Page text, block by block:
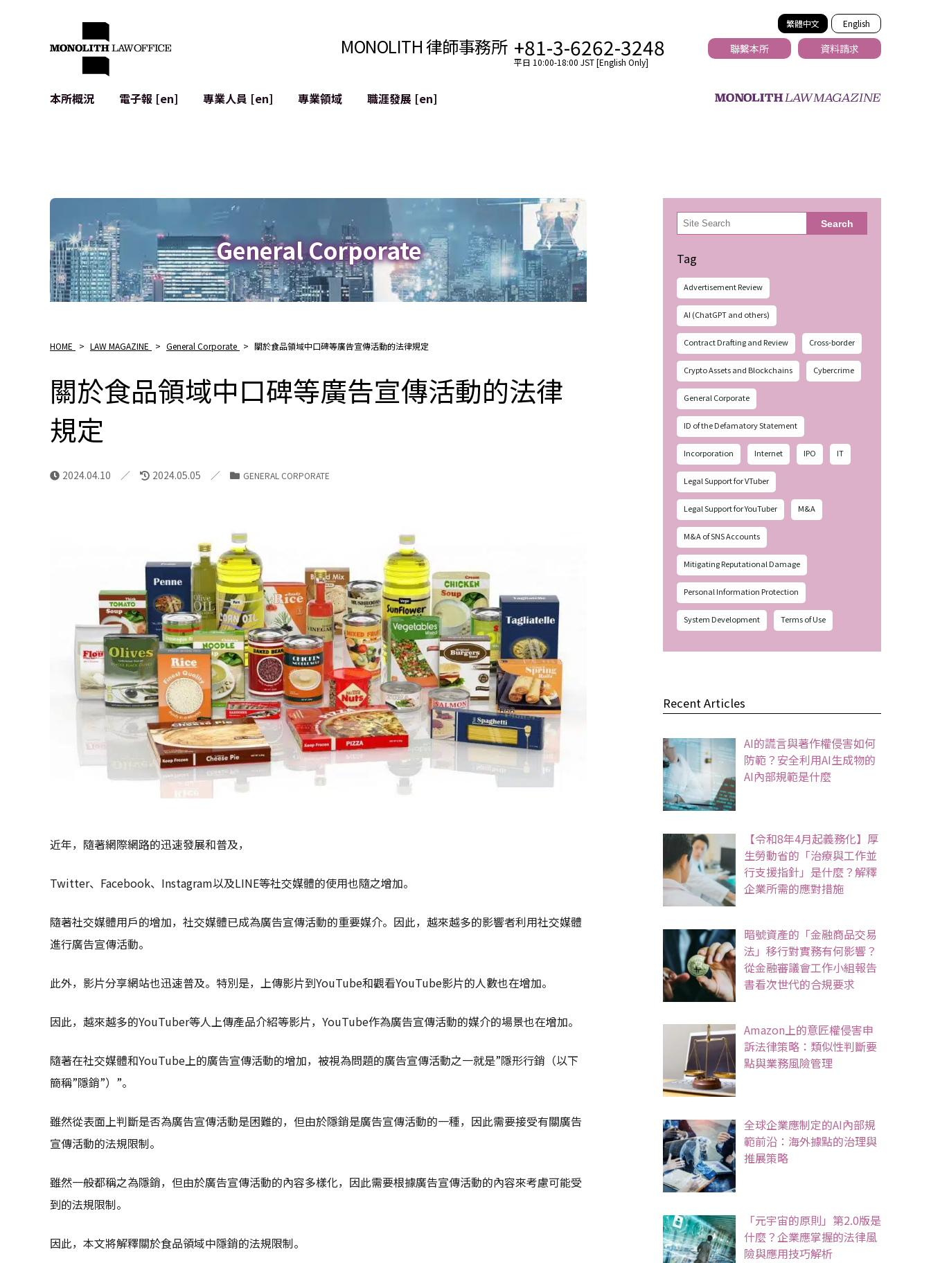
繁體中文 English
MONOLITH 律師事務所 +81-3-6262-3248
平日 10:00-18:00 JST [English Only]
聯繫本所 資料請求
本所概況
電子報 [en] 專業人員 [en]
專業領域
個人資料保護
廣告審查
網絡犯罪
緩解聲譽損害
職涯發展 [en]
General Corporate
HOME > LAW MAGAZINE > General Corporate > 關於食品領域中口碑等廣告宣傳活動的法律規定
關於食品領域中口碑等廣告宣傳活動的法律
規定
2024.04.10 2024.05.05 GENERAL CORPORATE
近年，隨著網際網路的迅速發展和普及，
Twitter、Facebook、Instagram以及LINE等社交媒體的使用也隨之增加。
隨著社交媒體用戶的增加，社交媒體已成為廣告宣傳活動的重要媒介。因此，越來越多的影響者利用社交媒體
進行廣告宣傳活動。
此外，影片分享網站也迅速普及。特別是，上傳影片到YouTube和觀看YouTube影片的人數也在增加。
因此，越來越多的YouTuber等人上傳產品介紹等影片，YouTube作為廣告宣傳活動的媒介的場景也在增加。
隨著在社交媒體和YouTube上的廣告宣傳活動的增加，被視為問題的廣告宣傳活動之一就是”隱形行銷（以下
簡稱”隱銷”）”。
雖然從表面上判斷是否為廣告宣傳活動是困難的，但由於隱銷是廣告宣傳活動的一種，因此需要接受有關廣告
宣傳活動的法規限制。
雖然一般都稱之為隱銷，但由於廣告宣傳活動的內容多樣化，因此需要根據廣告宣傳活動的內容來考慮可能受
到的法規限制。
因此，本文將解釋關於食品領域中隱銷的法規限制。
検
索 Search
Tag
Advertisement Review
AI (ChatGPT and others)
Contract Drafting and Review Cross-border
Crypto Assets and Blockchains Cybercrime
General Corporate
ID of the Defamatory Statement
Incorporation Internet IPO IT
Legal Support for VTuber
Legal Support for YouTuber M&A
M&A of SNS Accounts
Mitigating Reputational Damage
Personal Information Protection
System Development Terms of Use
Recent Articles
AI的謊言與著作權侵害如何
防範？安全利用AI生成物的
AI內部規範是什麼
【令和8年4月起義務化】厚
生勞動省的「治療與工作並
行支援指針」是什麼？解釋
企業所需的應對措施
暗號資產的「金融商品交易
法」移行對實務有何影響？
從金融審議會工作小組報告
書看次世代的合規要求
Amazon上的意匠權侵害申
訴法律策略：類似性判斷要
點與業務風險管理
全球企業應制定的AI內部規
範前沿：海外據點的治理與
推展策略
「元宇宙的原則」第2.0版是
什麼？企業應掌握的法律風
險與應用技巧解析